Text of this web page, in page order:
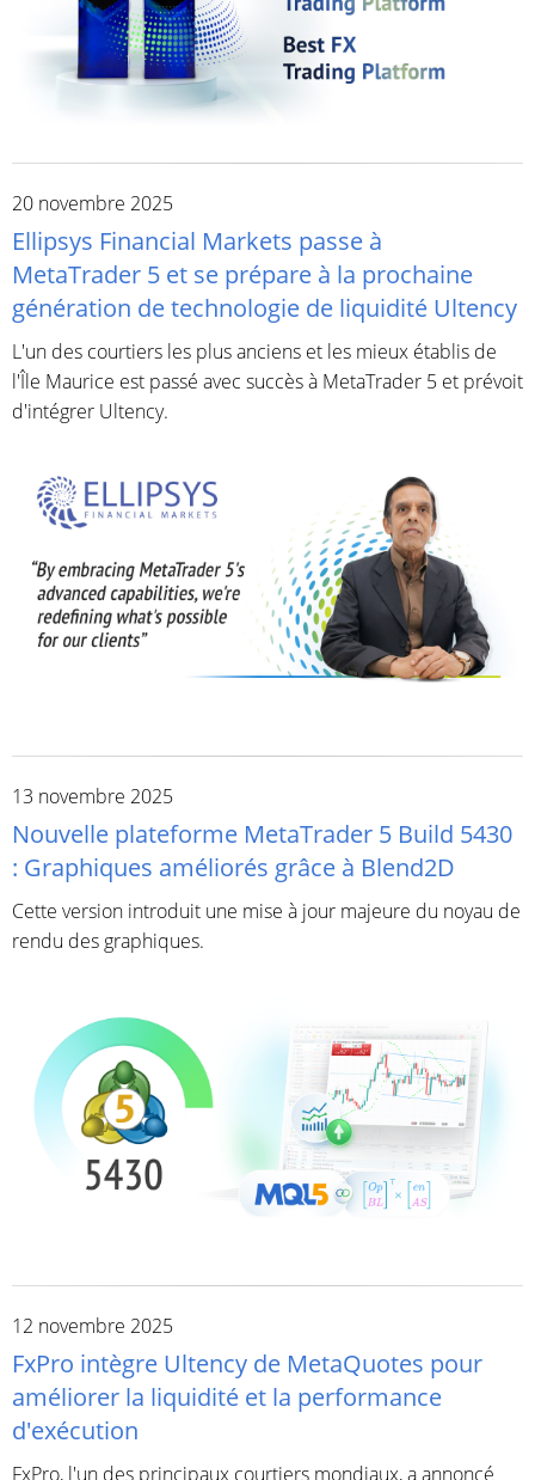
20 novembre 2025
Ellipsys Financial Markets passe à
MetaTrader 5 et se prépare à la prochaine
génération de technologie de liquidité Ultency
L'un des courtiers les plus anciens et les mieux établis de
l'Île Maurice est passé avec succès à MetaTrader 5 et prévoit
d'intégrer Ultency.
13 novembre 2025
Nouvelle plateforme MetaTrader 5 Build 5430
: Graphiques améliorés grâce à Blend2D
Cette version introduit une mise à jour majeure du noyau de
rendu des graphiques.
12 novembre 2025
FxPro intègre Ultency de MetaQuotes pour
améliorer la liquidité et la performance
d'exécution
FxPro, l'un des principaux courtiers mondiaux, a annoncé